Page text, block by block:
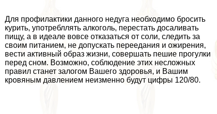
Для профилактики данного недуга необходимо бросить
курить, употрeбллять алкоголь, перестать досаливать
пищу, а в идеале вовсе отказаться от соли, следить за
своим питанием, не допускать переедания и ожирения,
вести активный образ жизни, совершать пешие прогулки
перед сном. Возможно, соблюдение этих несложных
правил станет залогом Вашего здоровья, и Вашим
кровяным давлением неизменно будут цифры 120/80.